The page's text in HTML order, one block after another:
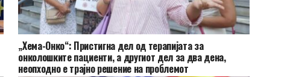
„Хема-Онко“: Пристигна дел од терапијата за
онколошките пациенти, а другиот дел за два дена,
неопходно е трајно решение на проблемот